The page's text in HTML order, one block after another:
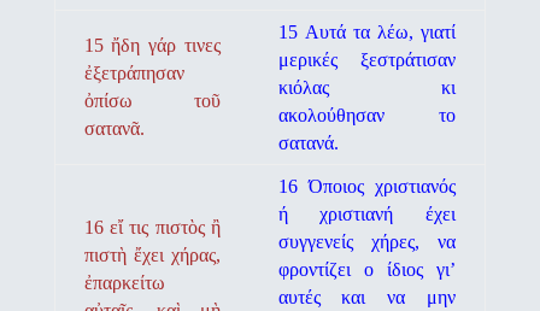
15 ἤδη γάρ τινες
ἐξετράπησαν
ὀπίσω τοῦ
σατανᾶ.
15 Αυτά τα λέω, γιατί
μερικές ξεστράτισαν
κιόλας κι
ακολούθησαν το
σατανά.
16 εἴ τις πιστὸς ἢ
πιστὴ ἔχει χήρας,
ἐπαρκείτω
16 Όποιος χριστιανός
ή χριστιανή έχει
συγγενείς χήρες, να
φροντί­ζει ο ίδιος γι’
αυτές και να μην